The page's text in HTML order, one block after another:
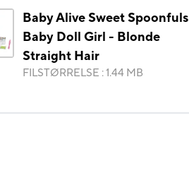
Baby Alive Sweet Spoonfuls
Baby Doll Girl - Blonde
Straight Hair
FILSTØRRELSE :1.44 MB